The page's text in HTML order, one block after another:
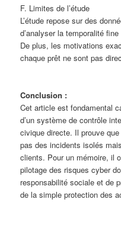
F. Limites de l’étude
L’étude repose sur des
d’analyser la temporalité
De plus, les motivations
chaque prêt ne sont pas
Conclusion :
Cet article est fondamental
d’un système de contrôle
civique directe. Il prouve
pas des incidents isolés
clients. Pour un mémoire, il
pilotage des risques cyber
responsabilité sociale et de
de la simple protection des